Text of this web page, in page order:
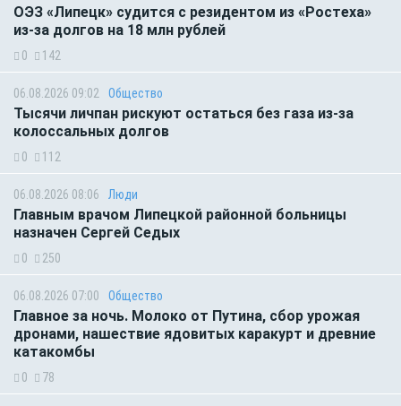
ОЭЗ «Липецк» судится с резидентом из «Ростеха»
из-за долгов на 18 млн рублей
0 142
06.08.2026 09:02 Общество
Тысячи личпан рискуют остаться без газа из-за
колоссальных долгов
0 112
06.08.2026 08:06 Люди
Главным врачом Липецкой районной больницы
назначен Сергей Седых
0 250
06.08.2026 07:00 Общество
Главное за ночь. Молоко от Путина, сбор урожая
дронами, нашествие ядовитых каракурт и древние
катакомбы
0 78